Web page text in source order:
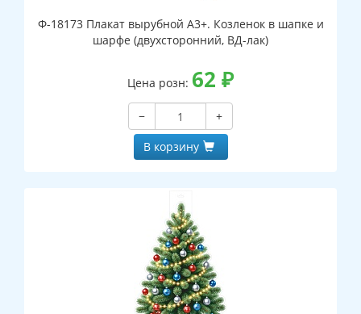
Ф-18173 Плакат вырубной А3+. Козленок в шапке и
шарфе (двухсторонний, ВД-лак)
Цена розн: 62 ₽
−
+
В корзину